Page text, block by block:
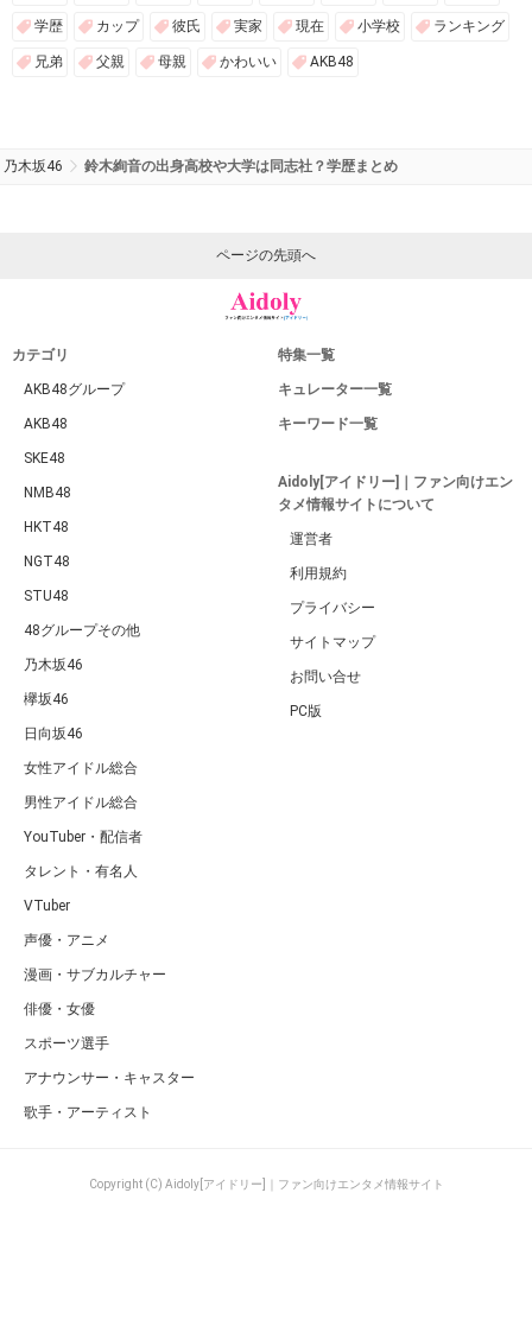
学歴 カップ 彼氏 実家 現在 小学校 ランキング
兄弟 父親 母親 かわいい AKB48
乃木坂46 鈴木絢音の出身高校や大学は同志社？学歴まとめ
ページの先頭へ
カテゴリ
AKB48グループ
AKB48
SKE48
NMB48
HKT48
NGT48
STU48
48グループその他
乃木坂46
欅坂46
日向坂46
女性アイドル総合
男性アイドル総合
YouTuber・配信者
タレント・有名人
VTuber
声優・アニメ
漫画・サブカルチャー
俳優・女優
スポーツ選手
アナウンサー・キャスター
歌手・アーティスト
特集一覧
キュレーター一覧
キーワード一覧
Aidoly[アイドリー]｜ファン向けエン
タメ情報サイトについて
運営者
利用規約
プライバシー
サイトマップ
お問い合せ
PC版
Copyright (C) Aidoly[アイドリー]｜ファン向けエンタメ情報サイト